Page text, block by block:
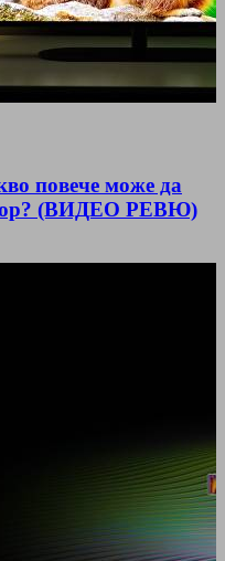
повече може да
(ВИДЕО РЕВЮ)